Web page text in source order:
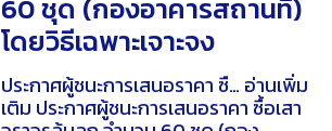
60 ชุด (กองอาคารสถานที่)
โดยวิธีเฉพาะเจาะจง
ประกาศผู้ชนะการเสนอราคา ซื… อ่านเพิ่ม
เติม ประกาศผู้ชนะการเสนอราคา ซื้อเสา